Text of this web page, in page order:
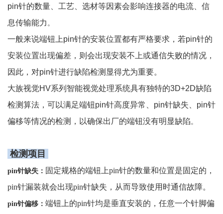
pin针的数量、工艺、选材等因素会影响连接器的电流、信
息传输能力 。
一般来说端钮上pin针的安装位置都有严格要求，若pin针的
安装位置出现偏差，则会出现安装不上或通信失败的情况，
因此，对pin针进行缺陷检测显得尤为重要。
大族视觉HV系列智能视觉处理系统具有独特的3D+2D缺陷
检测算法，可以满足端钮pin针高度异常、pin针缺失、pin针
偏移等情况的检测，以确保出厂的端钮没有明显缺陷 。
检测项目
pin针缺失： 固定规格的端钮上pin针的数量和位置是固定的，
pin针漏装就会出现pin针缺失，从而导致使用时通信故障。
pin针偏移： 端钮上的pin针均是垂直安装的，任意一个针脚偏